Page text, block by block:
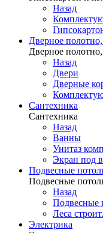
Назад
Дверное
Дверное
Назад
Двери
Дверные
Сантехника
Сантехника
Назад
Ванны
Унитаз
Экран под
Подвесные
Подвесные
Назад
Подвесные
Леса
Электрика